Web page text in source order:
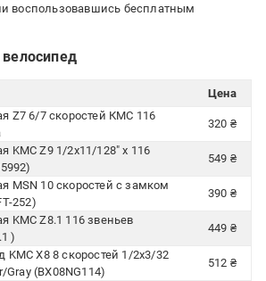
воспользовавшись бесплатным
Цена
Z7 6/7 скоростей КМС 116
320 ₴
KMC Z9 1/2x11/128" x 116
549 ₴
MSN 10 скоростей с замком
252)
390 ₴
KMC Z8.1 116 звеньев
)
449 ₴
X8 8 скоростей 1/2х3/32
(BX08NG114)
512 ₴